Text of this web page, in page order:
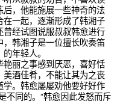
，他能施展一些神奇的法
一起，逐渐形成了韩湘子
曾经试图说服叔叔韩愈进行
韩湘子是一位擅长吹奏笛
年轻人。
丽之事感到厌恶，喜好恬
酒佳肴，不能让其为之丧
。韩愈屡屡劝他要好好作
不同的。”韩愈因此发怒而斥